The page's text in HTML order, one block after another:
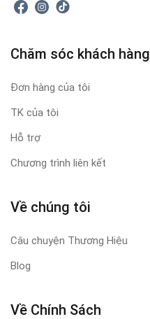
Chăm sóc khách hàng
Đơn hàng của tôi
TK của tôi
Hỗ trợ
Chương trình liên kết
Về chúng tôi
Câu chuyện Thương Hiệu
Blog
Về Chính Sách